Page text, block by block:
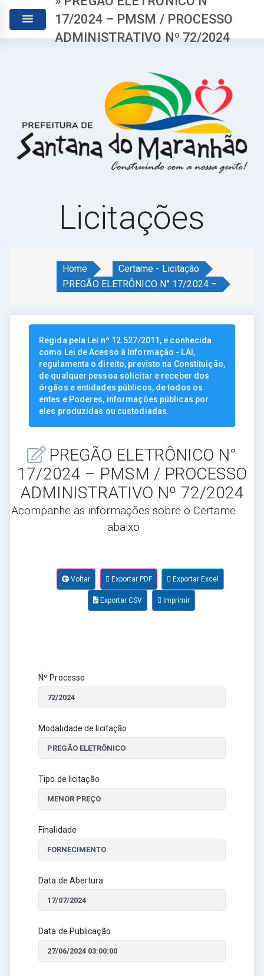
17/2024 – PMSM / PROCESSO
ADMINISTRATIVO Nº 72/2024
Licitações
Home
Certame - Licitação
PREGÃO ELETRÔNICO N° 17/2024 –
Regida pela Lei nº 12.527/2011, e conhecida
como Lei de Acesso à Informação - LAI,
regulamenta o direito, previsto na Constituição,
de qualquer pessoa solicitar e receber dos
órgãos e entidades públicos, de todos os
entes e Poderes, informações públicas por
eles produzidas ou custodiadas.
PREGÃO ELETRÔNICO N°
17/2024 – PMSM / PROCESSO
ADMINISTRATIVO Nº 72/2024
Acompanhe as informações sobre o Certame
abaixo
Voltar Exportar PDF Exportar Excel
Exportar CSV Imprimir
Nº Processo
Modalidade de licitação
Tipo de licitação
Finalidade
Data de Abertura
Data de Publicação